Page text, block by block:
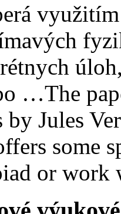
…The
Jules
some
or